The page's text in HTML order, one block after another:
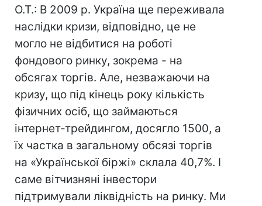
О.Т.: В 2009 р. Україна ще переживала
наслідки кризи, відповідно, це не
могло не відбитися на роботі
фондового ринку, зокрема - на
обсягах торгів. Але, незважаючи на
кризу, що під кінець року кількість
фізичних осіб, що займаються
інтернет-трейдингом, досягло 1500, а
їх частка в загальному обсязі торгів
на «Української біржі» склала 40,7%. І
саме вітчизняні інвестори
підтримували ліквідність на ринку. Ми